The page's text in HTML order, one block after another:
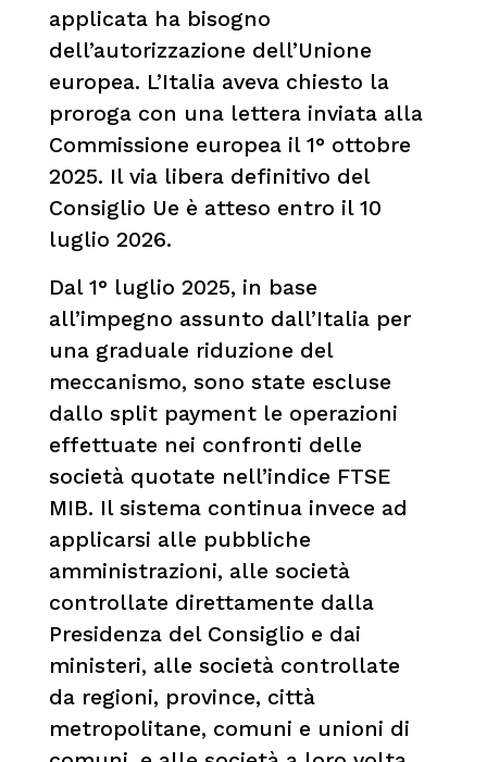
applicata ha bisogno
dell’autorizzazione dell’Unione
europea. L’Italia aveva chiesto la
proroga con una lettera inviata alla
Commissione europea il 1° ottobre
2025. Il via libera definitivo del
Consiglio Ue è atteso entro il 10
luglio 2026.
Dal 1° luglio 2025, in base
all’impegno assunto dall’Italia per
una graduale riduzione del
meccanismo, sono state escluse
dallo split payment le operazioni
effettuate nei confronti delle
società quotate nell’indice FTSE
MIB. Il sistema continua invece ad
applicarsi alle pubbliche
amministrazioni, alle società
controllate direttamente dalla
Presidenza del Consiglio e dai
ministeri, alle società controllate
da regioni, province, città
metropolitane, comuni e unioni di